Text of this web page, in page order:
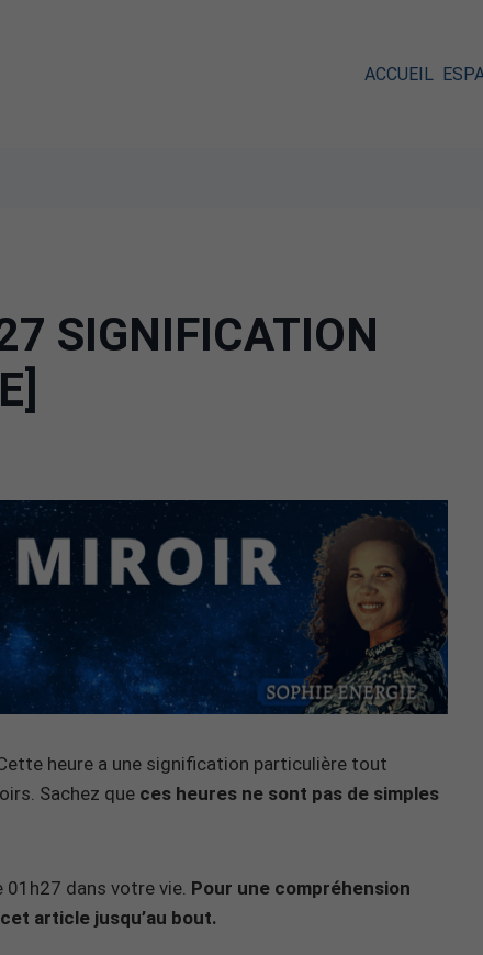
ACCUEIL
SIGNIFICATION
heure a une signification particulière tout
Sachez que ces heures ne sont pas de simples
01h27 dans votre vie. Pour une compréhension
article jusqu’au bout.